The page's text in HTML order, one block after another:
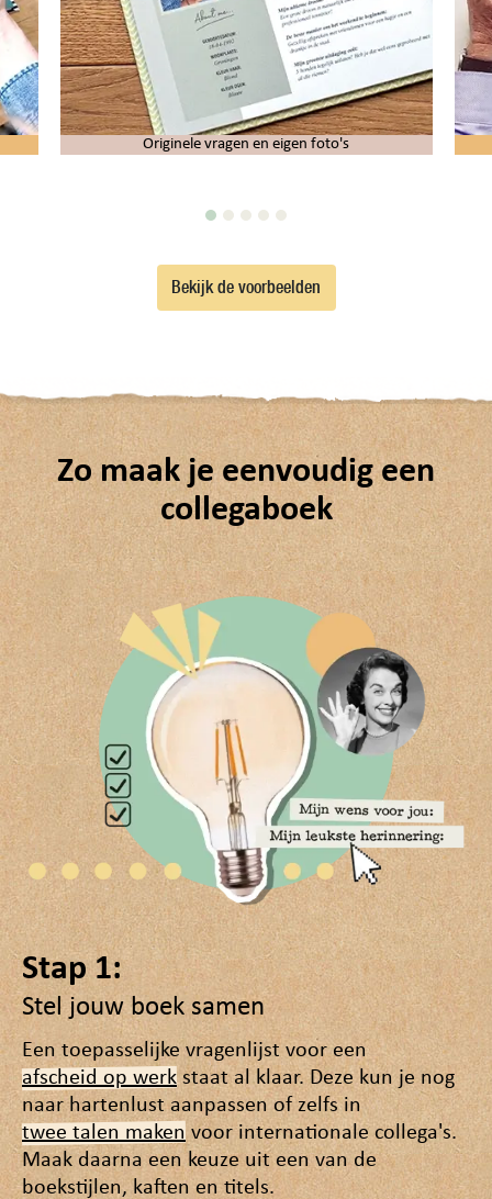
Originele vragen en eigen foto's
Bekijk de voorbeelden
Zo maak je eenvoudig een
collegaboek
Stap 1:
Stel jouw boek samen
Een toepasselijke vragenlijst voor een
afscheid op werkstaat al klaar. Deze kun je nog
naar hartenlust aanpassen of zelfs in
twee talen maken voor internationale collega's.
Maak daarna een keuze uit een van de
boekstijlen, kaften en titels.